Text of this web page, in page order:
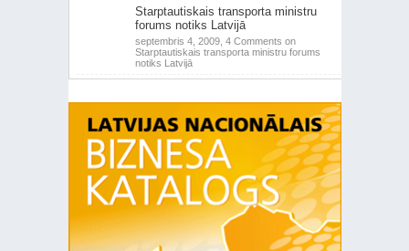
Starptautiskais transporta ministru
forums notiks Latvijā
septembris 4, 2009, 4 Comments on
Starptautiskais transporta ministru forums
notiks Latvijā